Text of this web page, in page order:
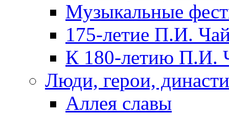
Музыкальные
175-летие П.И.
К 180-летию П.И.
Люди, герои,
Аллея славы